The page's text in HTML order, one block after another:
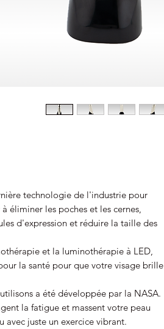
technologie de l'industrie pour
éliminer les poches et les cernes,
d'expression et réduire la taille des
et la luminothérapie à LED,
la santé pour que votre visage brille
a été développée par la NASA.
la fatigue et massent votre peau
avec juste un exercice vibrant.